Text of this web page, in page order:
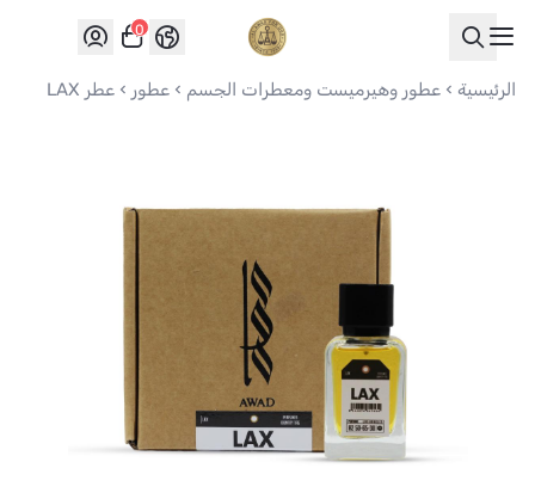
العواد للعود
0
الرئيسية عطور وهيرميست ومعطرات الجسم عطور عطر LAX